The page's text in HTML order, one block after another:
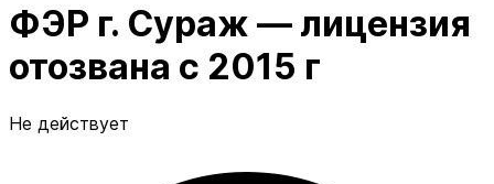
ФЭР г. Сураж — лицензия
отозвана с 2015 г
Не действует